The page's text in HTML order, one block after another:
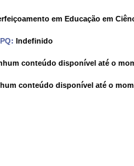
em Educação em
Indefinido
conteúdo disponível até o
conteúdo disponível até o